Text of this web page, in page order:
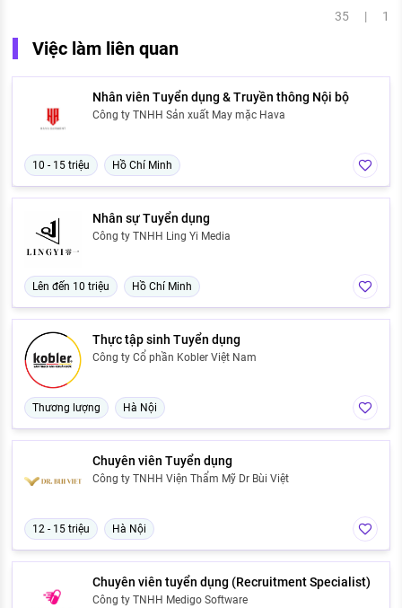
35 | 1
Việc làm liên quan
Nhân viên Tuyển dụng & Truyền thông Nội bộ
Công ty TNHH Sản xuất May mặc Hava
10 - 15 triệu Hồ Chí Minh
Nhân sự Tuyển dụng
Công ty TNHH Ling Yi Media
Lên đến 10 triệu Hồ Chí Minh
Thực tập sinh Tuyển dụng
Công ty Cổ phần Kobler Việt Nam
Thương lượng Hà Nội
Chuyên viên Tuyển dụng
Công ty TNHH Viện Thẩm Mỹ Dr Bùi Việt
12 - 15 triệu Hà Nội
Chuyên viên tuyển dụng (Recruitment Specialist)
Công ty TNHH Medigo Software